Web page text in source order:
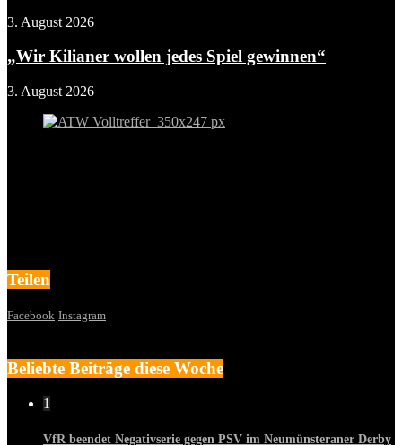
3. August 2026
„Wir Kilianer wollen jedes Spiel gewinnen“
3. August 2026
Teilen
Facebook Instagram
Beliebte Beiträge diese Woche
1
VfR beendet Negativserie gegen PSV im Neumünsteraner Derby